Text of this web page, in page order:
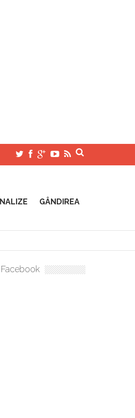
GÂNDIREA
Nukina are nevoie de ajutorul nostru!